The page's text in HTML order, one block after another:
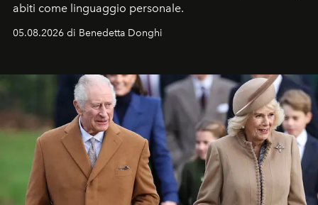
abiti come linguaggio personale.
05.08.2026 di Benedetta Donghi